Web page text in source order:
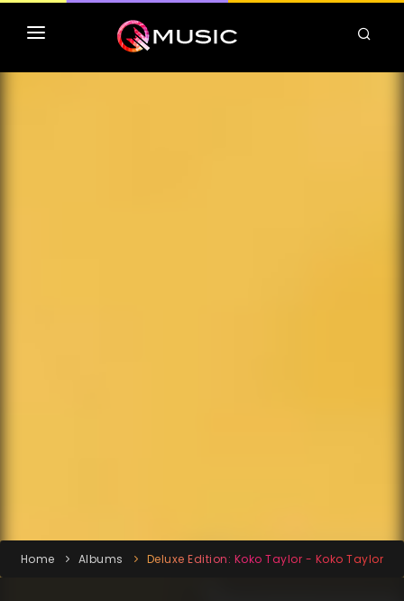
TOP MP3 ITUNES
Home Albums Deluxe Edition: Koko Taylor - Koko Taylor